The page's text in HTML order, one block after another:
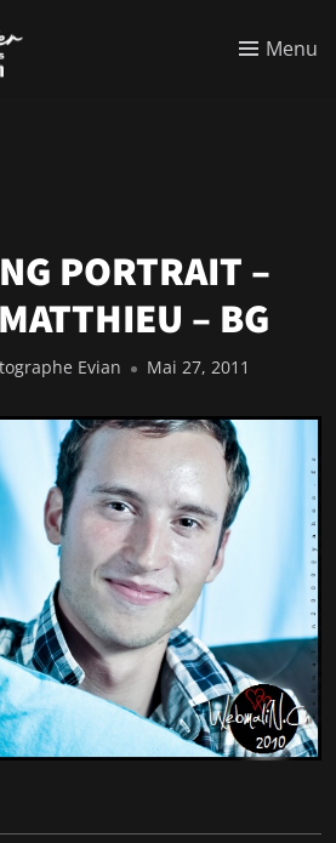
Menu
PORTRAIT –
– BG
Evian Mai 27, 2011